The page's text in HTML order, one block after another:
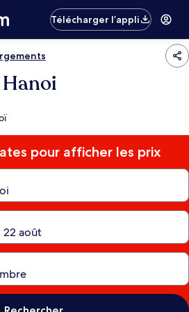
Télécharger l’appli
pour afficher les prix